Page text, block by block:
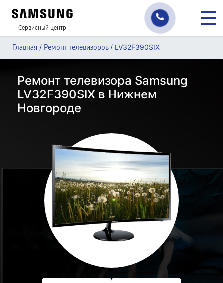
Сервисный центр
Главная / Ремонт телевизоров / LV32F390SIX
Ремонт телевизора Samsung
LV32F390SIX в Нижнем
Новгороде